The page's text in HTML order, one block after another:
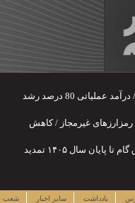
پنجشنبه ۱۵ مرداد ۱۴۰۵